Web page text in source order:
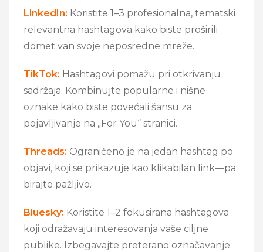
LinkedIn: Koristite 1–3 profesionalna, tematski
relevantna hashtagova kako biste proširili
domet van svoje neposredne mreže.
TikTok: Hashtagovi pomažu pri otkrivanju
sadržaja. Kombinujte popularne i nišne
oznake kako biste povećali šansu za
pojavljivanje na „For You“ stranici.
Threads: Ograničeno je na jedan hashtag po
objavi, koji se prikazuje kao klikabilan link—pa
birajte pažljivo.
Bluesky: Koristite 1–2 fokusirana hashtagova
koji odražavaju interesovanja vaše ciljne
publike. Izbegavajte preterano označavanje.